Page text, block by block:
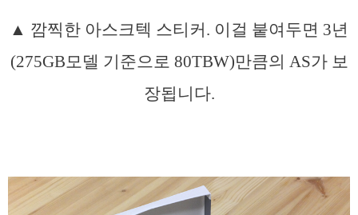
▲ 깜찍한 아스크텍 스티커. 이걸 붙여두면 3년
(275GB모델 기준으로 80TBW)만큼의 AS가 보
장됩니다.